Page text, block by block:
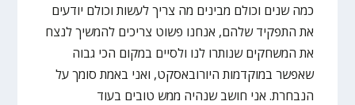
כמה שנים וכולם מבינים מה צריך לעשות וכולם יודעים
את התפקיד שלהם, אנחנו פשוט צריכים להמשיך לנצח
את המשחקים שנותרו לנו ולסיים במקום הכי גבוה
שאפשר במוקדמות היורובאסקט, ואני באמת סומך על
הנבחרת. אני חושב שנהיה ממש טובים בעוד